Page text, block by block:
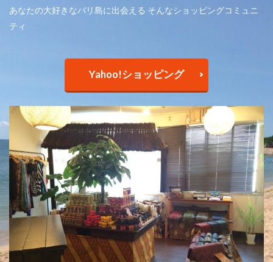
あなたの大好きなバリ島に出会える そんなショッピングコミュニ
ティ
Yahoo!ショッピング